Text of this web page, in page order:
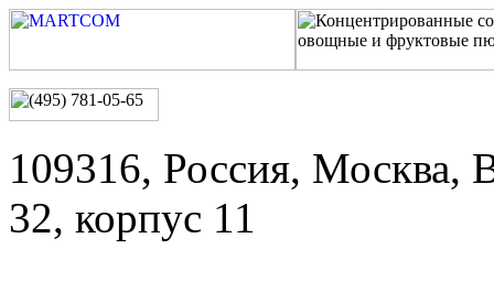
109316, Россия, Москва,
32, корпус 11